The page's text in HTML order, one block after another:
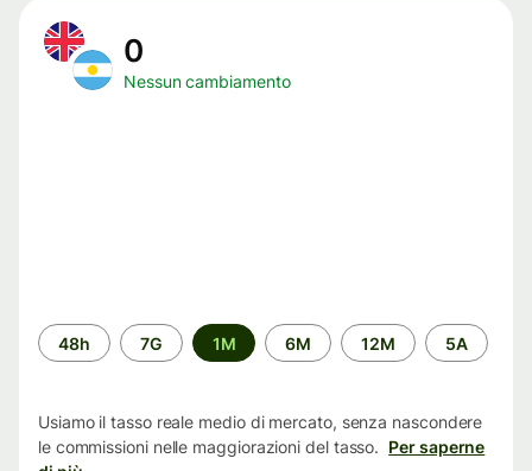
0
Nessun cambiamento
Periodo
di
48h 7G 1M 6M 12M 5A
Usiamo il tasso reale medio di mercato, senza nascondere
le commissioni nelle maggiorazioni del tasso. Per saperne